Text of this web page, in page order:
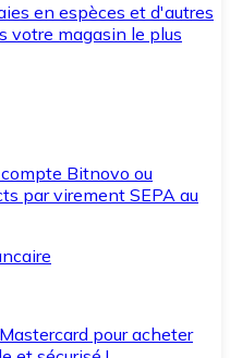
en espèces et d'autres
votre magasin le plus
Bitnovo ou
par virement SEPA au
pour acheter